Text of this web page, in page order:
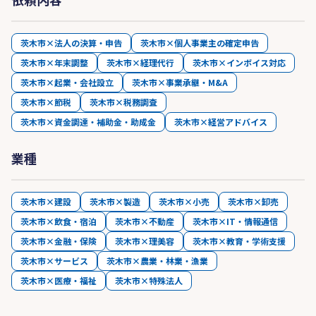
茨木市×法人の決算・申告
茨木市×個人事業主の確定申告
茨木市×年末調整
茨木市×経理代行
茨木市×インボイス対応
茨木市×起業・会社設立
茨木市×事業承継・M&A
茨木市×節税
茨木市×税務調査
茨木市×資金調達・補助金・助成金
茨木市×経営アドバイス
業種
茨木市×建設 茨木市×製造 茨木市×小売
茨木市×卸売
茨木市×飲食・宿泊
茨木市×不動産
茨木市×IT・情報通信
茨木市×金融・保険
茨木市×理美容
茨木市×教育・学術支援
茨木市×サービス
茨木市×農業・林業・漁業
茨木市×医療・福祉
茨木市×特殊法人